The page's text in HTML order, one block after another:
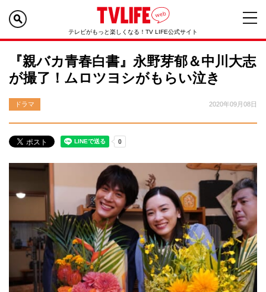
テレビがもっと楽しくなる！TV LIFE公式サイト
『親バカ青春白書』永野芽郁＆中川大志
が撮了！ムロツヨシがもらい泣き
ドラマ 2020年09月08日